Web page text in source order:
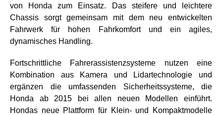
von Honda zum Einsatz. Das steifere und leichtere
Chassis sorgt gemeinsam mit dem neu entwickelten
Fahrwerk für hohen Fahrkomfort und ein agiles,
dynamisches Handling.
Fortschrittliche Fahrerassistenzsysteme nutzen eine
Kombination aus Kamera und Lidartechnologie und
ergänzen die umfassenden Sicherheitssysteme, die
Honda ab 2015 bei allen neuen Modellen einführt.
Hondas neue Plattform für Klein- und Kompaktmodelle